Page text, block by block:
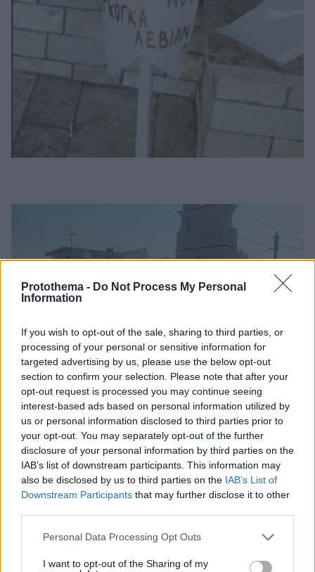
Protothema - Do Not Process My Personal
Information
If you wish to opt-out of the sale, sharing to third parties, or
processing of your personal or sensitive information for
targeted advertising by us, please use the below opt-out
section to confirm your selection. Please note that after your
opt-out request is processed you may continue seeing
interest-based ads based on personal information utilized by
us or personal information disclosed to third parties prior to
your opt-out. You may separately opt-out of the further
disclosure of your personal information by third parties on the
IAB’s list of downstream participants. This information may
also be disclosed by us to third parties on the IAB’s List of
Downstream Participants that may further disclose it to other
Please note that this website/app uses one or more Google
not limited to your visit or usage behaviour. You may click to
Personal Data Processing Opt Outs
I want to opt-out of the Sharing of my